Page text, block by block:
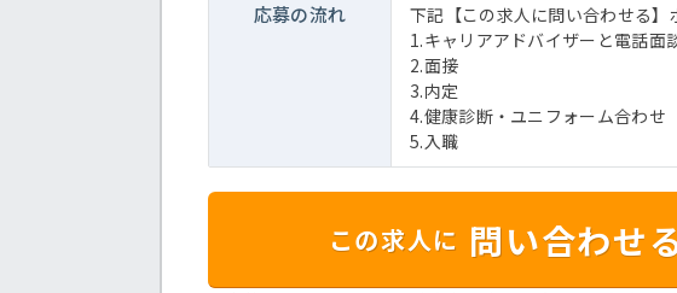
応募の流れ
下記【この求人に問い合わせる】
1.キャリアアドバイザーと電話面
2.面接
3.内定
4.健康診断・ユニフォーム合わせ
5.入職
この求人に 問い合わせ